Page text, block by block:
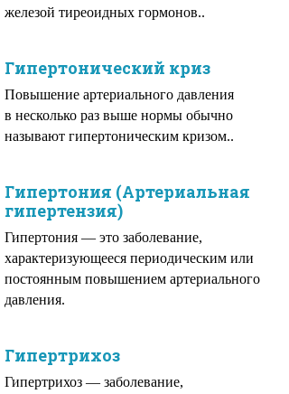
железой тиреоидных гормонов..
Гипертонический криз
Повышение артериального давления
в несколько раз выше нормы обычно
называют гипертоническим кризом..
Гипертония (Артериальная
гипертензия)
Гипертония — это заболевание,
характеризующееся периодическим или
постоянным повышением артериального
давления.
Гипертрихоз
Гипертрихоз — заболевание,